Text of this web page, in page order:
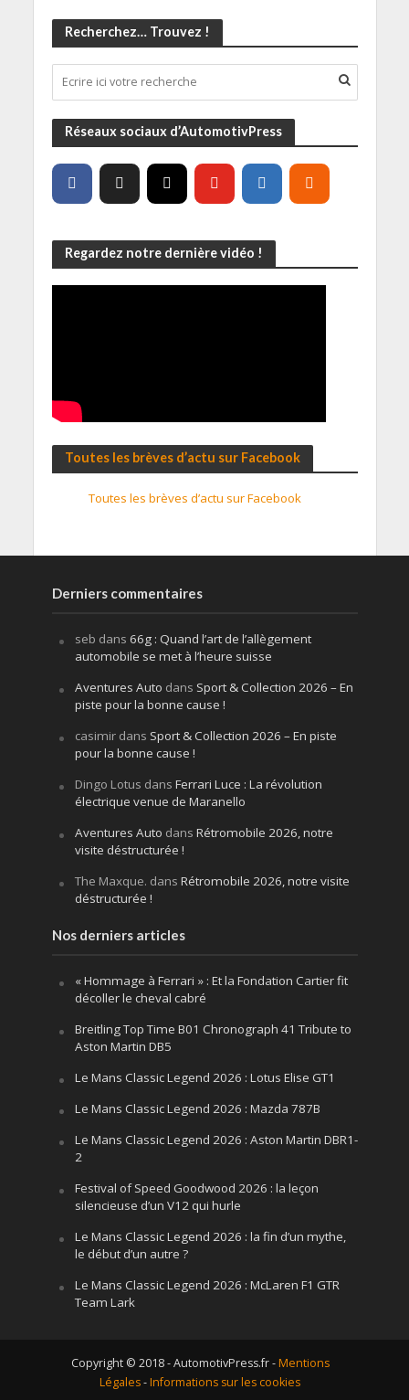
Recherchez… Trouvez !
Réseaux sociaux d’AutomotivPress
Regardez notre dernière vidéo !
Toutes les brèves d’actu sur Facebook
Toutes les brèves d’actu sur Facebook
Derniers commentaires
seb dans 66g : Quand l’art de l’allègement
automobile se met à l’heure suisse
Aventures Auto dans Sport & Collection 2026 – En
piste pour la bonne cause !
casimirdans Sport & Collection 2026 – En piste
pour la bonne cause !
Dingo Lotus dans Ferrari Luce : La révolution
électrique venue de Maranello
Aventures Auto dans Rétromobile 2026, notre
visite déstructurée !
The Maxque. dans Rétromobile 2026, notre visite
déstructurée !
Nos derniers articles
« Hommage à Ferrari » : Et la Fondation Cartier fit
décoller le cheval cabré
Breitling Top Time B01 Chronograph 41 Tribute to
Aston Martin DB5
Le Mans Classic Legend 2026 : Lotus Elise GT1
Le Mans Classic Legend 2026 : Mazda 787B
Le Mans Classic Legend 2026 : Aston Martin DBR1-
2
Festival of Speed Goodwood 2026 : la leçon
silencieuse d’un V12 qui hurle
Le Mans Classic Legend 2026 : la fin d’un mythe,
le début d’un autre ?
Le Mans Classic Legend 2026 : McLaren F1 GTR
Team Lark
Copyright © 2018 - AutomotivPress.fr -Mentions
Légales-Informations sur les cookies